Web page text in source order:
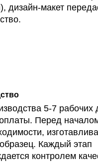
дизайн-макет
5-7 рабочих
Перед
Каждый этап
контролем